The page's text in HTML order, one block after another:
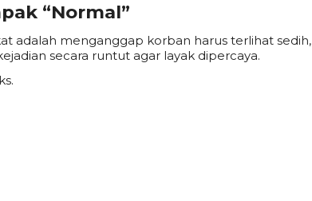
“Normal”
adalah menganggap korban harus terlihat sedih,
secara runtut agar layak dipercaya.